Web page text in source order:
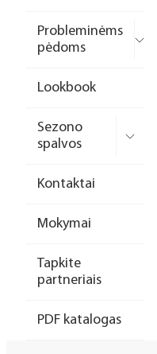
Probleminėms
pėdoms
Lookbook
Sezono
spalvos
Kontaktai
Mokymai
Tapkite
partneriais
PDF katalogas